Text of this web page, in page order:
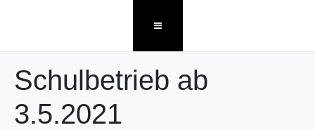
Schulbetrieb ab
3.5.2021